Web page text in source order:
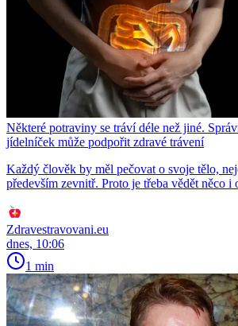
Některé potraviny se tráví déle než jiné.
jídelníček může podpořit zdravé trávení
Každý člověk by měl pečovat o svoje tělo,
především zevnitř. Proto je třeba vědět něco i
Zdravestravovani.eu
dnes, 10:06
1 min